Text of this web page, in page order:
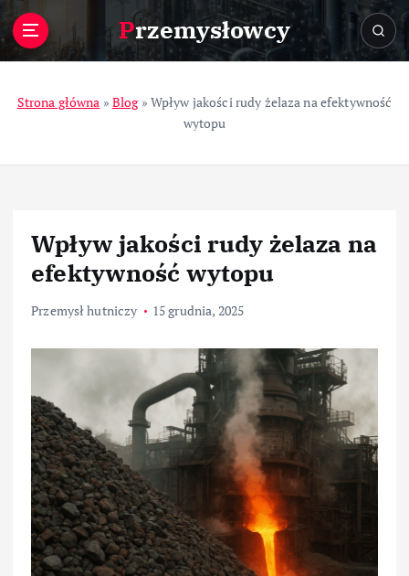
Przemysłowcy
Strona główna » Blog» Wpływ jakości rudy żelaza na efektywność
wytopu
Wpływ jakości rudy żelaza na
efektywność wytopu
Przemysł hutniczy 15 grudnia, 2025